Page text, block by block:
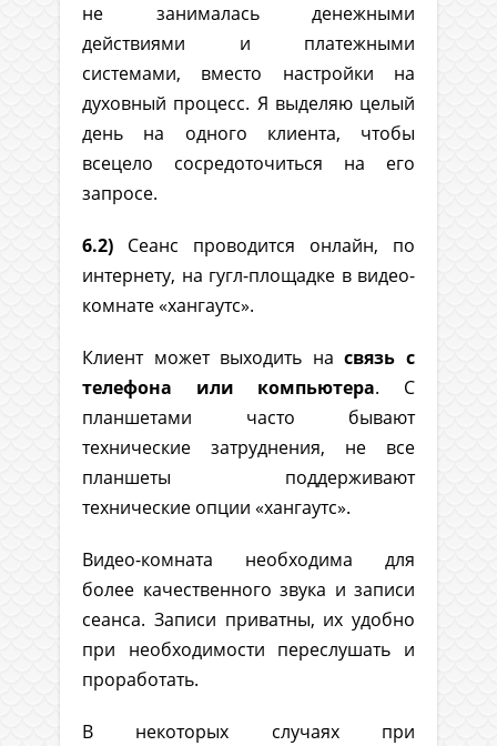
не занималась денежными
действиями и платежными
системами, вместо настройки на
духовный процесс. Я выделяю целый
день на одного клиента, чтобы
всецело сосредоточиться на его
запросе.
6.2) Сеанс проводится онлайн, по
интернету, на гугл-площадке в видео-
комнате «хангаутс».
Клиент может выходить насвязь с
телефона или компьютера. С
планшетами часто бывают
технические затруднения, не все
планшеты поддерживают
технические опции «хангаутс».
Видео-комната необходима для
более качественного звука и записи
сеанса. Записи приватны, их удобно
при необходимости переслушать и
проработать.
В некоторых случаях при